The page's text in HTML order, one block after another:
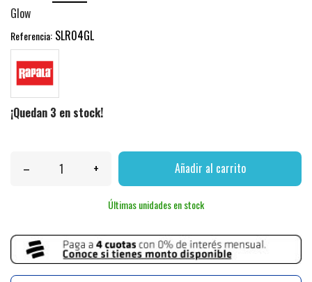
Glow
Referencia: SLR04GL
¡Quedan 3 en stock!
– + Añadir al carrito
Últimas unidades en stock